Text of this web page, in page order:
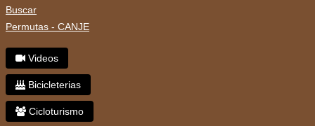
Buscar
Permutas - CANJE
Videos
Bicicleterias
Cicloturismo